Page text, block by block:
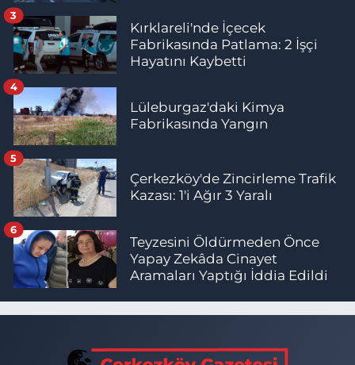
Kırklareli'nde İçecek
Fabrikasında Patlama: 2 İşçi
Hayatını Kaybetti
3
Lüleburgaz'daki Kimya
Fabrikasında Yangın
4
Çerkezköy'de Zincirleme Trafik
Kazası: 1'i Ağır 3 Yaralı
5
Teyzesini Öldürmeden Önce
Yapay Zekâda Cinayet
Aramaları Yaptığı İddia Edildi
6